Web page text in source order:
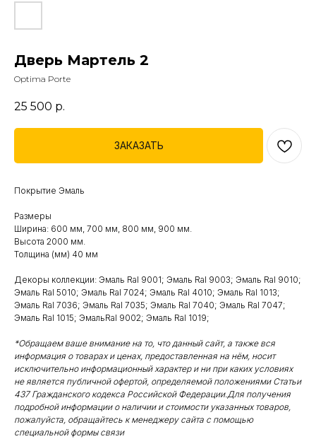
Дверь Мартель 2
Optima Porte
25 500 р.
ЗАКАЗАТЬ
Покрытие Эмаль
Размеры
Ширина: 600 мм, 700 мм, 800 мм, 900 мм.
Высота 2000 мм.
Толщина (мм) 40 мм
Декоры коллекции: Эмаль Ral 9001; Эмаль Ral 9003; Эмаль Ral 9010;
Эмаль Ral 5010; Эмаль Ral 7024; Эмаль Ral 4010; Эмаль Ral 1013;
Эмаль Ral 7036; Эмаль Ral 7035; Эмаль Ral 7040; Эмаль Ral 7047;
Эмаль Ral 1015; ЭмальRal 9002; Эмаль Ral 1019;
*Обращаем ваше внимание на то, что данный сайт, а также вся
информация о товарах и ценах, предоставленная на нём, носит
исключительно информационный характер и ни при каких условиях
не является публичной офертой, определяемой положениями Статьи
437 Гражданского кодекса Российской Федерации.Для получения
подробной информации о наличии и стоимости указанных товаров,
пожалуйста, обращайтесь к менеджеру сайта с помощью
специальной формы связи